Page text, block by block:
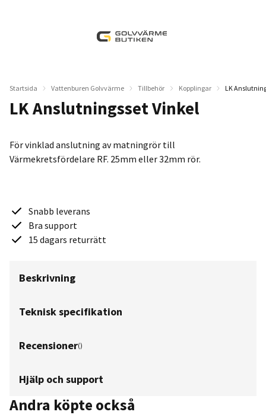
Startsida Vattenburen Golvvärme Tillbehör Kopplingar LK
LK Anslutningsset Vinkel
För vinklad anslutning av matningrör till
Värmekretsfördelare RF. 25mm eller 32mm rör.
Snabb leverans
Bra support
15 dagars returrätt
Beskrivning
Teknisk specifikation
Recensioner()
Hjälp och support
Andra köpte också